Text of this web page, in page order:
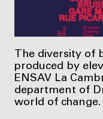
The diversity of
produced by
ENSAV La
department of
world of change.